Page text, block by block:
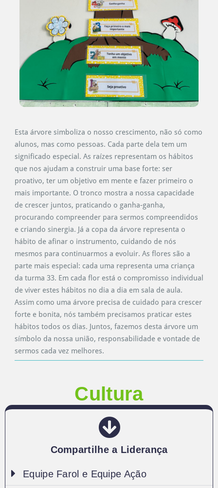
Esta árvore simboliza o nosso crescimento, não só como
alunos, mas como pessoas. Cada parte dela tem um
significado especial. As raízes representam os hábitos
que nos ajudam a construir uma base forte: ser
proativo, ter um objetivo em mente e fazer primeiro o
mais importante. O tronco mostra a nossa capacidade
de crescer juntos, praticando o ganha-ganha,
procurando compreender para sermos compreendidos
e criando sinergia. Já a copa da árvore representa o
hábito de afinar o instrumento, cuidando de nós
mesmos para continuarmos a evoluir. As flores são a
parte mais especial: cada uma representa uma criança
da turma 33. Em cada flor está o compromisso individual
de viver estes hábitos no dia a dia em sala de aula.
Assim como uma árvore precisa de cuidado para crescer
forte e bonita, nós também precisamos praticar estes
hábitos todos os dias. Juntos, fazemos desta árvore um
símbolo da nossa união, responsabilidade e vontade de
sermos cada vez melhores.
Cultura
Compartilhe a Liderança
Equipe Farol e Equipe Ação